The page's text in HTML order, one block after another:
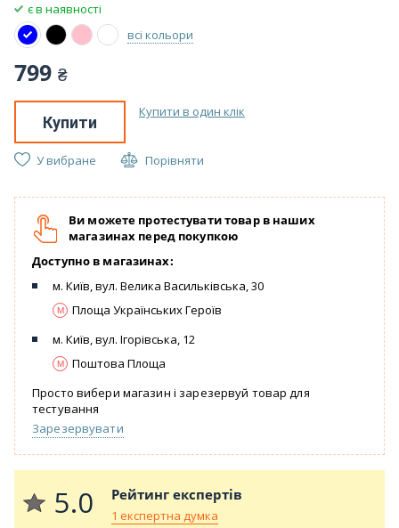
є в наявності
всі кольори
799 ₴
Купити
Купити в один клік
У вибране Порівняти
Ви можете протестувати товар в наших
магазинах перед покупкою
Доступно в магазинах:
м. Київ, вул. Велика Васильківська, 30
Площа Українських Героїв
м. Київ, вул. Ігорівська, 12
Поштова Площа
Просто вибери магазин і зарезервуй товар для
тестування
Зарезервувати
5.0 Рейтинг експертів
1 експертна думка